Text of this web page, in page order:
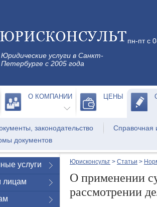
Юридические услуги в Санкт-
Петербурге с 2005 года
пн-пт с
О КОМПАНИИ ЦЕНЫ
законодательство
документов
Юрисконсульт > Статьи >
О применении
рассмотрении
услуги
лицам